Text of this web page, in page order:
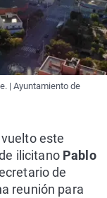
| Ayuntamiento de
vuelto este
ilicitanoPablo
de
reunión para